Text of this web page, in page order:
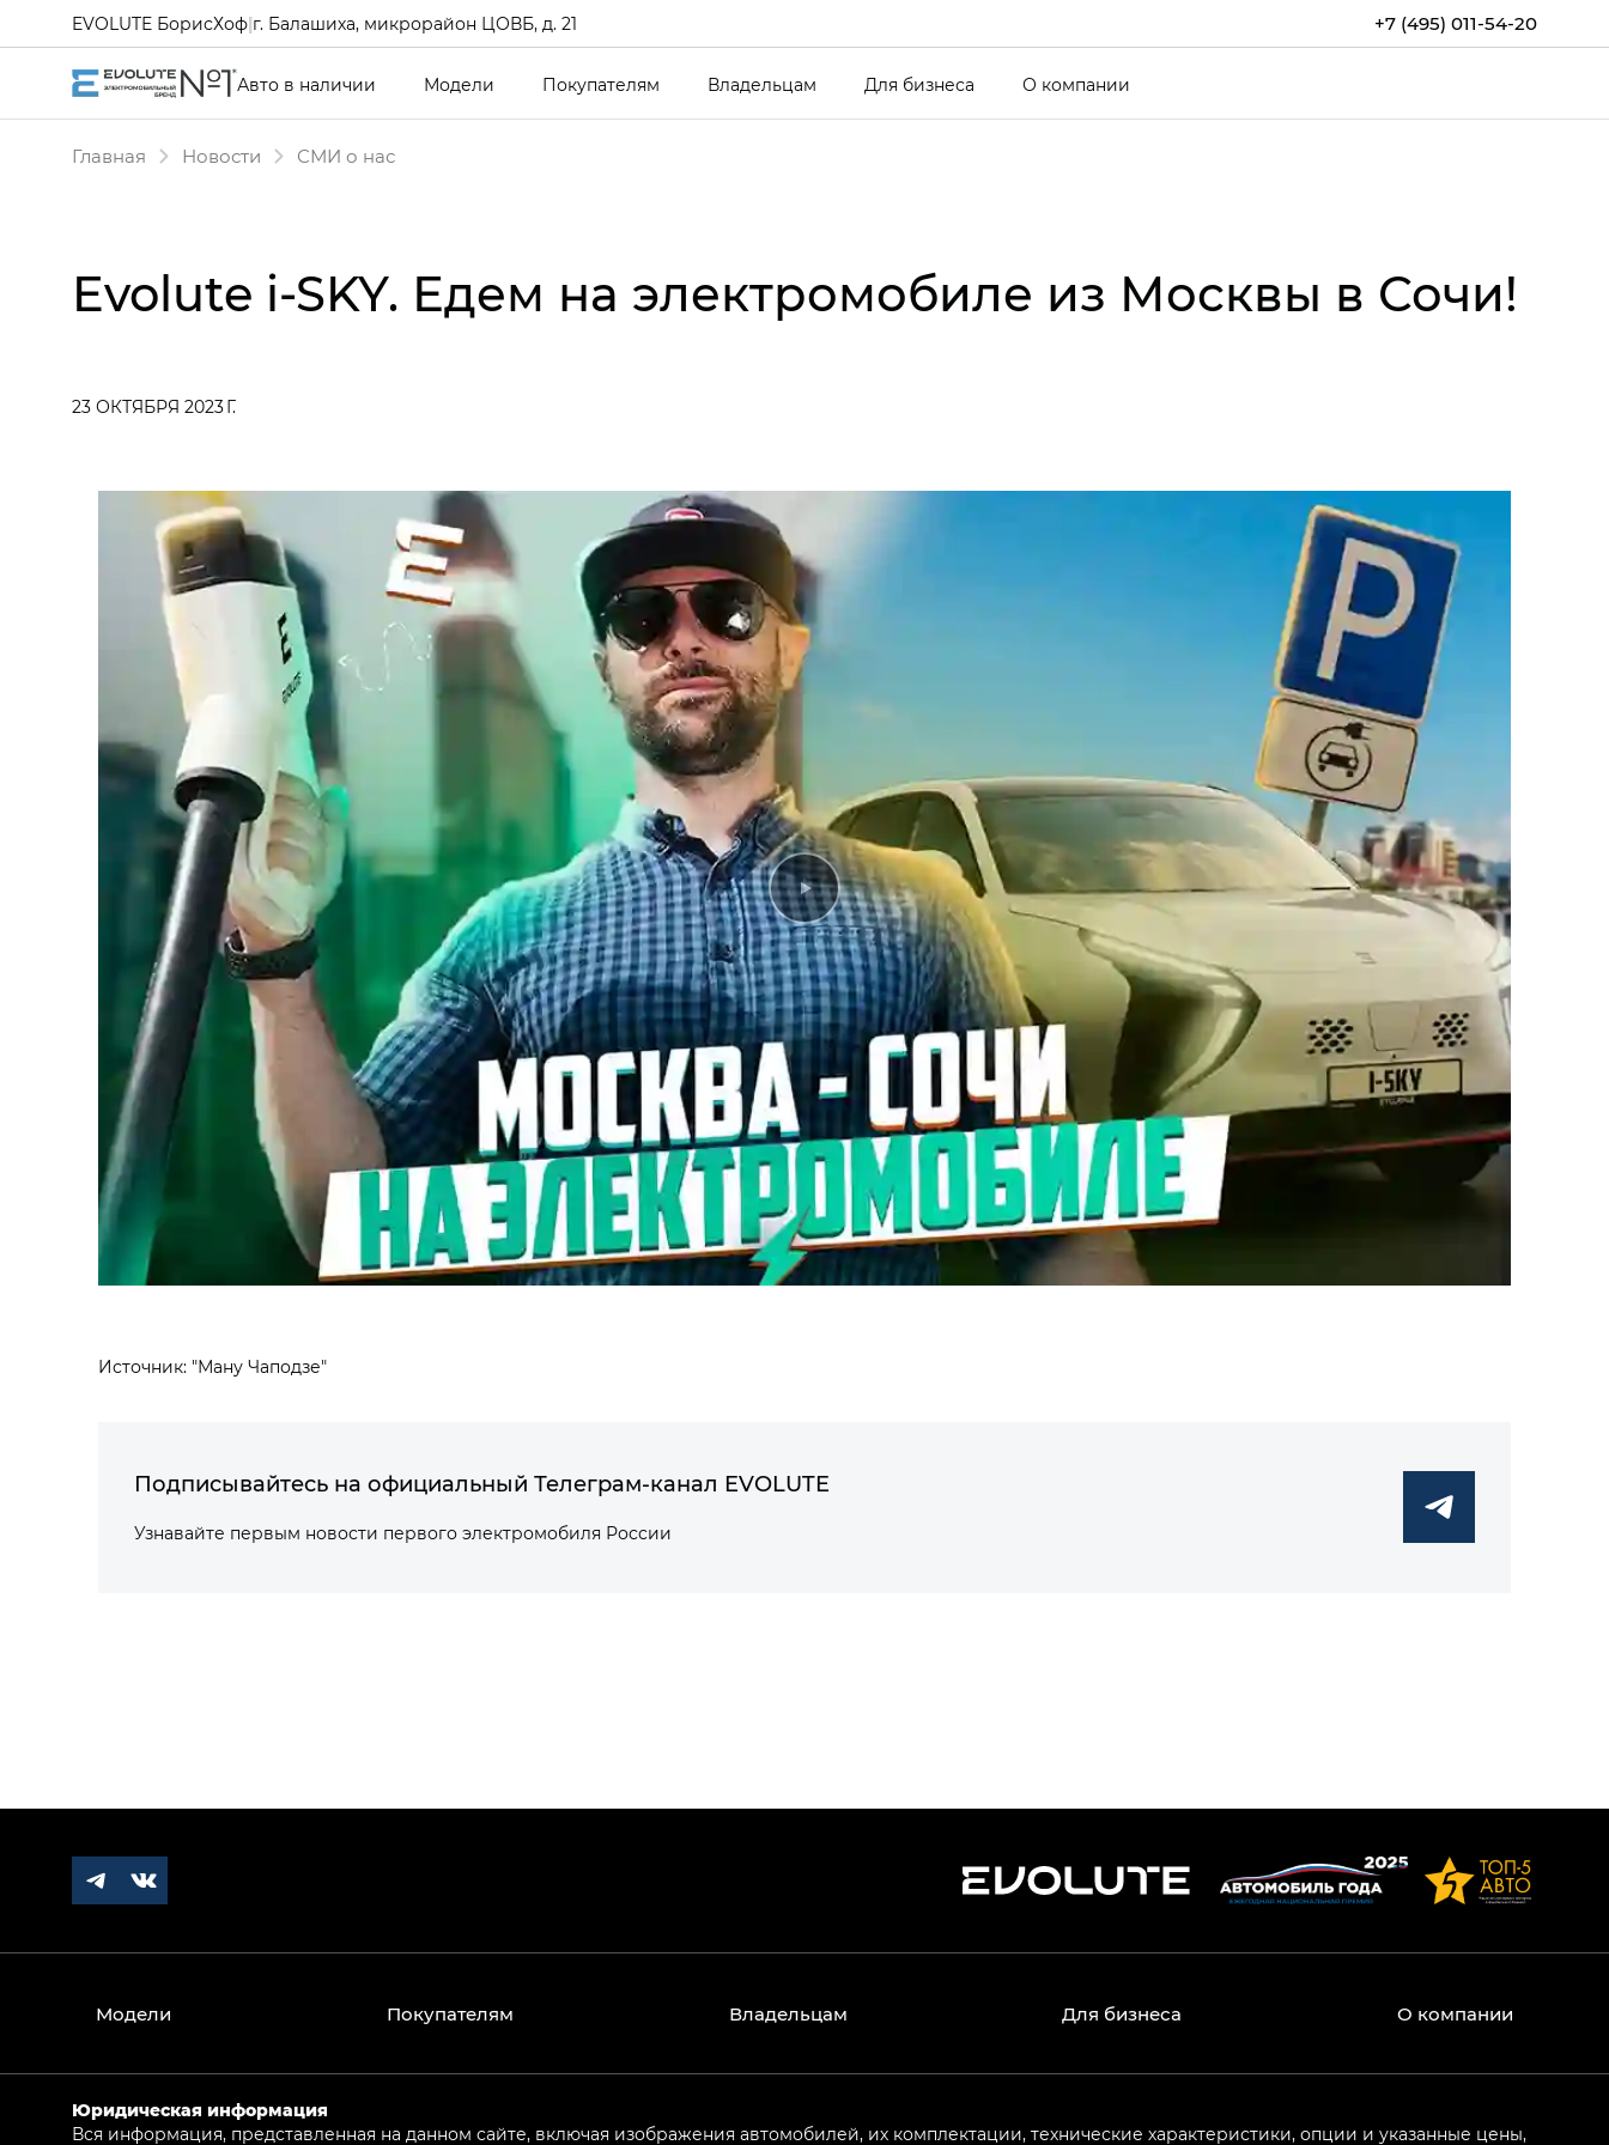
+7 (495) 011-54-20
EVOLUTE БорисХоф|г. Балашиха, микрорайон ЦОВБ, д. 21
Авто в наличии Модели Покупателям Владельцам Для бизнеса О компании
Главная Новости СМИ о нас
Evolute i‑SKY. Едем на электромобиле из Москвы в Сочи!
23 ОКТЯБРЯ 2023 Г.
Источник: "Ману Чаподзе"
Подписывайтесь на официальный Телеграм-канал EVOLUTE
Узнавайте первым новости первого электромобиля России
Модели Покупателям Владельцам Для бизнеса О компании
Юридическая информация
Вся информация, представленная на данном сайте, включая изображения автомобилей, их комплектации, технические характеристики, опции и указанные цены,